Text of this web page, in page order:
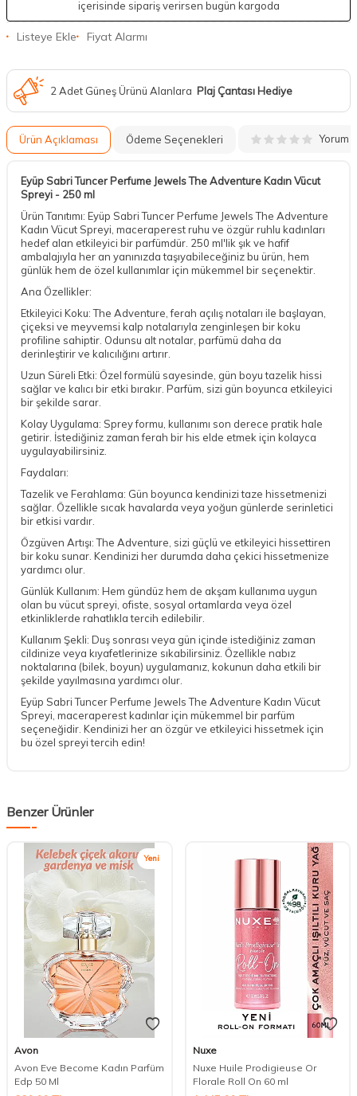
içerisinde sipariş verirsen bugün kargoda
Listeye Ekle Fiyat Alarmı
2 Adet Güneş Ürünü Alanlara Plaj Çantası Hediye
Ürün Açıklaması Ödeme Seçenekleri Yorum
Eyüp Sabri Tuncer Perfume Jewels The Adventure Kadın Vücut
Spreyi - 250 ml
Ürün Tanıtımı: Eyüp Sabri Tuncer Perfume Jewels The Adventure
Kadın Vücut Spreyi, maceraperest ruhu ve özgür ruhlu kadınları
hedef alan etkileyici bir parfümdür. 250 ml'lik şık ve hafif
ambalajıyla her an yanınızda taşıyabileceğiniz bu ürün, hem
günlük hem de özel kullanımlar için mükemmel bir seçenektir.
Ana Özellikler:
Etkileyici Koku: The Adventure, ferah açılış notaları ile başlayan,
çiçeksi ve meyvemsi kalp notalarıyla zenginleşen bir koku
profiline sahiptir. Odunsu alt notalar, parfümü daha da
derinleştirir ve kalıcılığını artırır.
Uzun Süreli Etki: Özel formülü sayesinde, gün boyu tazelik hissi
sağlar ve kalıcı bir etki bırakır. Parfüm, sizi gün boyunca etkileyici
bir şekilde sarar.
Kolay Uygulama: Sprey formu, kullanımı son derece pratik hale
getirir. İstediğiniz zaman ferah bir his elde etmek için kolayca
uygulayabilirsiniz.
Faydaları:
Tazelik ve Ferahlama: Gün boyunca kendinizi taze hissetmenizi
sağlar. Özellikle sıcak havalarda veya yoğun günlerde serinletici
bir etkisi vardır.
Özgüven Artışı: The Adventure, sizi güçlü ve etkileyici hissettiren
bir koku sunar. Kendinizi her durumda daha çekici hissetmenize
yardımcı olur.
Günlük Kullanım: Hem gündüz hem de akşam kullanıma uygun
olan bu vücut spreyi, ofiste, sosyal ortamlarda veya özel
etkinliklerde rahatlıkla tercih edilebilir.
Kullanım Şekli: Duş sonrası veya gün içinde istediğiniz zaman
cildinize veya kıyafetlerinize sıkabilirsiniz. Özellikle nabız
noktalarına (bilek, boyun) uygulamanız, kokunun daha etkili bir
şekilde yayılmasına yardımcı olur.
Eyüp Sabri Tuncer Perfume Jewels The Adventure Kadın Vücut
Spreyi, maceraperest kadınlar için mükemmel bir parfüm
seçeneğidir. Kendinizi her an özgür ve etkileyici hissetmek için
bu özel spreyi tercih edin!
Benzer Ürünler
Yeni
Avon
Avon Eve Become Kadın Parfüm
Edp 50 Ml
Nuxe
Nuxe Huile Prodigieuse Or
Florale Roll On 60 ml